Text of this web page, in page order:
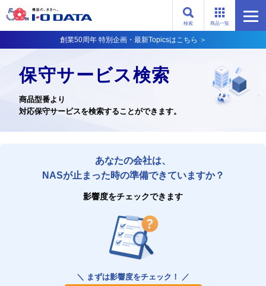
商品一覧
検索
創業50周年 特別企画・最新Topicsはこちら ＞
保守サービス検索
商品型番より
対応保守サービスを検索することができます。
あなたの会社は、
NASが止まった時の準備できていますか？
影響度をチェックできます
＼ まずは影響度をチェック！ ／